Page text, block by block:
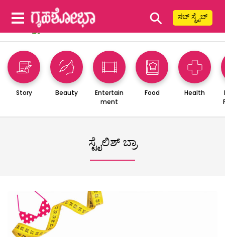
⚲ ಸಬ್ ಸ್ಕ್ರೈಬ್
Story Beauty
Entertain
ment
Food Health
ಸ್ಟೈಲಿಶ್ ಬ್ರಾ